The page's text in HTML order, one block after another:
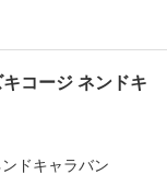
コージ ネンドキ
ドキャラバン